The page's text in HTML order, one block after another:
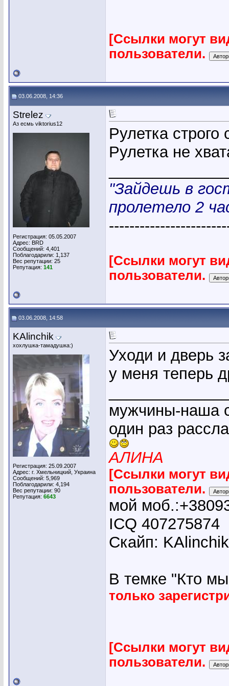
[Ссылки могут
пользователи.
03.06.2008, 14:36
Strelez
Аз есмь viktorius12
Регистрация: 05.05.2007
Адрес: BRD
Сообщений: 4,401
Поблагодарили: 1,137
Вес репутации: 25
Репутация: 141
Рулетка строго
Рулетка не
"Зайдешь в
пролетело 2
[Ссылки могут
пользователи.
03.06.2008, 14:58
KAlinchik
хохлушка-тамадушка:)
Регистрация: 25.09.2007
Адрес: г. Хмельницкий, Украина
Сообщений: 5,969
Поблагодарили: 4,194
Вес репутации: 90
Репутация: 6643
Уходи и дверь
у меня теперь
мужчины-наша
один раз
АЛИНА
[Ссылки могут
пользователи.
мой
ICQ 407275874
Скайп:
В темке "Кто
только
[Ссылки могут
пользователи.